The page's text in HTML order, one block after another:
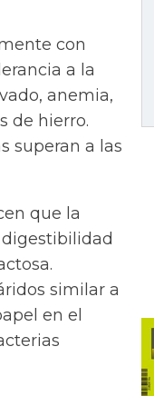
con
a la
anemia,
de hierro.
superan a las
que la
similar a
en el